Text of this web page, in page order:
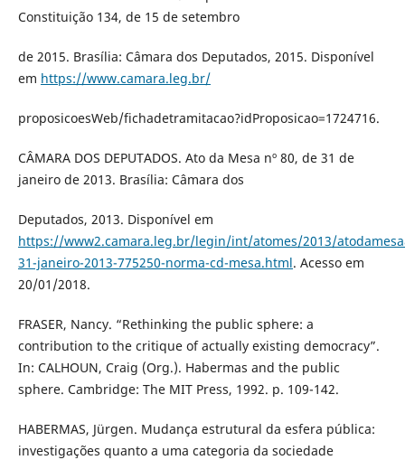
Constituição 134, de 15 de setembro
de 2015. Brasília: Câmara dos Deputados, 2015. Disponível
em https://www.camara.leg.br/
proposicoesWeb/fichadetramitacao?idProposicao=1724716.
CÂMARA DOS DEPUTADOS. Ato da Mesa nº 80, de 31 de
janeiro de 2013. Brasília: Câmara dos
Deputados, 2013. Disponível em
https://www2.camara.leg.br/legin/int/atomes/2013/
31-janeiro-2013-775250-norma-cd-mesa.html. Acesso em
20/01/2018.
FRASER, Nancy. “Rethinking the public sphere: a
contribution to the critique of actually existing democracy”.
In: CALHOUN, Craig (Org.). Habermas and the public
sphere. Cambridge: The MIT Press, 1992. p. 109-142.
HABERMAS, Jürgen. Mudança estrutural da esfera pública:
investigações quanto a uma categoria da sociedade